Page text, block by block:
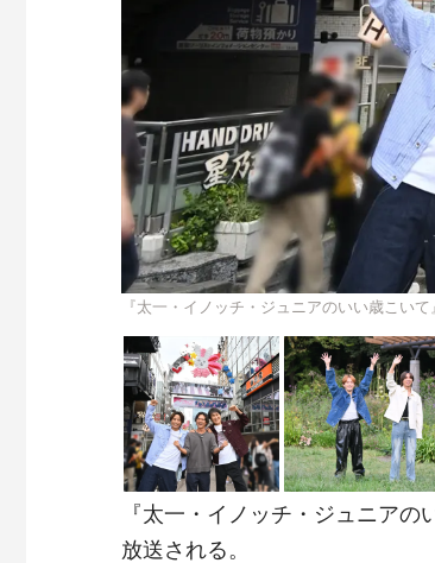
『太一・イノッチ・ジュニアのいい歳こいて
『太一・イノッチ・ジュニア
放送される。